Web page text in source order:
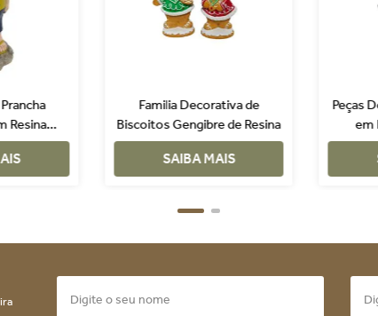
Resina
Familia Decorativa de
Biscoitos Gengibre de Resina
SAIBA MAIS
Peças
em